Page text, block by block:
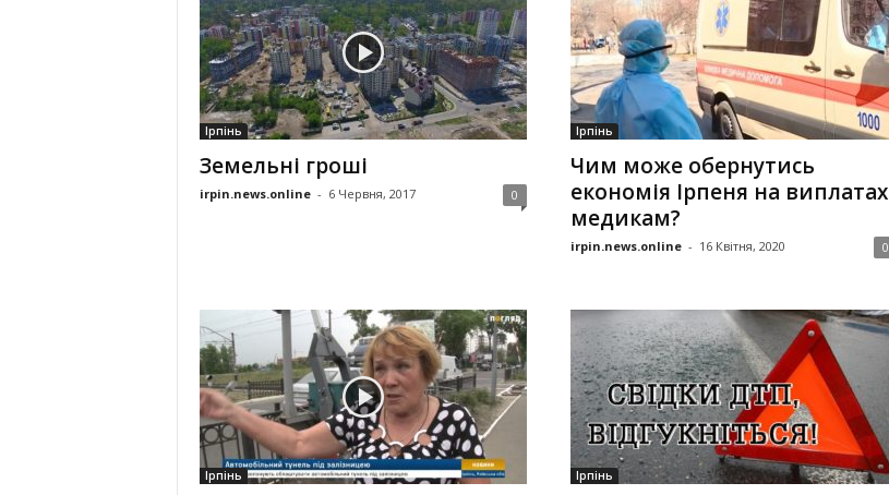
Ірпінь
Земельні гроші
irpin.news.online - 6 Червня, 2017 0
Ірпінь
Чим може обернутись
економія Ірпеня на виплатах
медикам?
irpin.news.online - 16 Квітня, 2020 0
Ірпінь Ірпінь